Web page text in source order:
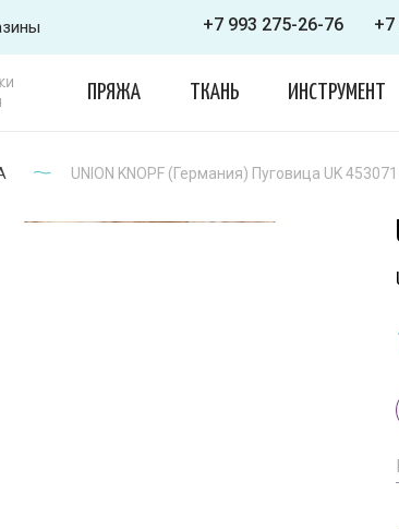
+7 993 275-26-76 +7
ПРЯЖА ТКАНЬ ИНСТРУМЕНТ
UNION KNOPF (Германия) Пуговица UK